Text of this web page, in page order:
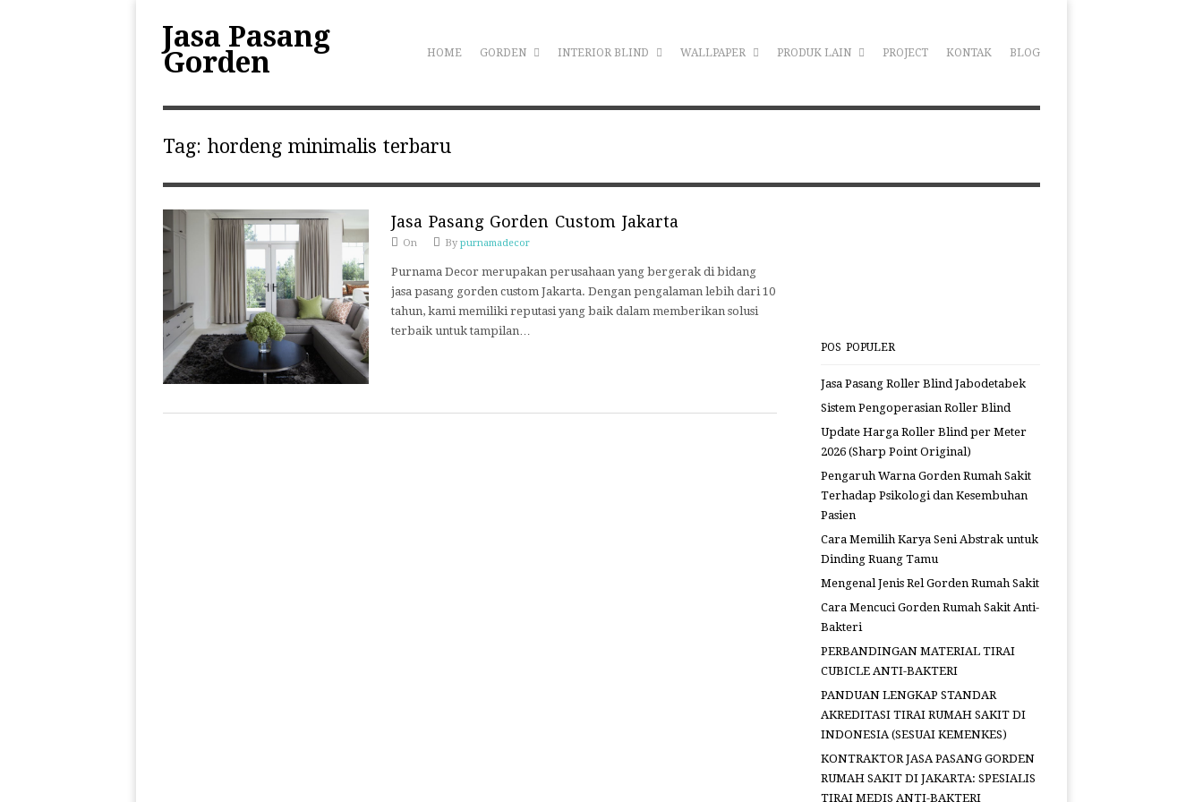
HOME GORDEN INTERIOR BLIND WALLPAPER PRODUK LAIN PROJECT KONTAK BLOG
Jasa Pasang
Gorden
Tag: hordeng minimalis terbaru
Jasa Pasang Gorden Custom Jakarta
On By purnamadecor
Purnama Decor merupakan perusahaan yang bergerak di bidang
jasa pasang gorden custom Jakarta. Dengan pengalaman lebih dari 10
tahun, kami memiliki reputasi yang baik dalam memberikan solusi
terbaik untuk tampilan…
POS POPULER
Jasa Pasang Roller Blind Jabodetabek
Sistem Pengoperasian Roller Blind
Update Harga Roller Blind per Meter
2026 (Sharp Point Original)
Pengaruh Warna Gorden Rumah Sakit
Terhadap Psikologi dan Kesembuhan
Pasien
Cara Memilih Karya Seni Abstrak untuk
Dinding Ruang Tamu
Mengenal Jenis Rel Gorden Rumah Sakit
Cara Mencuci Gorden Rumah Sakit Anti-
Bakteri
PERBANDINGAN MATERIAL TIRAI
CUBICLE ANTI-BAKTERI
PANDUAN LENGKAP STANDAR
AKREDITASI TIRAI RUMAH SAKIT DI
INDONESIA (SESUAI KEMENKES)
KONTRAKTOR JASA PASANG GORDEN
RUMAH SAKIT DI JAKARTA: SPESIALIS
TIRAI MEDIS ANTI-BAKTERI